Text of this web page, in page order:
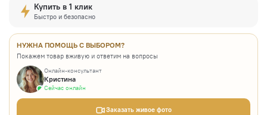
Купить в 1 клик
Быстро и безопасно
НУЖНА ПОМОЩЬ С ВЫБОРОМ?
Покажем товар вживую и ответим на вопросы
Онлайн-консультант
Кристина
Сейчас онлайн
Заказать живое фото